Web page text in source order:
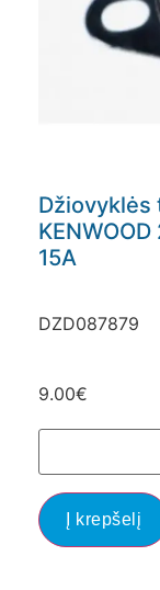
Džiovyklės
15A
DZD087879
9.00€
Į krepšelį